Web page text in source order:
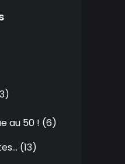
au 50 ! 6
13